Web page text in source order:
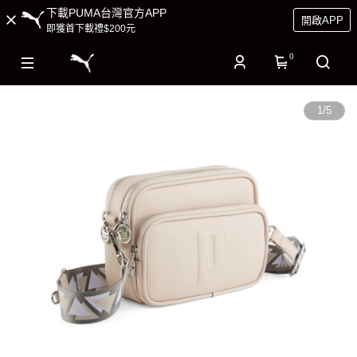
下載PUMA台灣官方APP
即獲首下載禮$200元
開啟APP
0
1/5